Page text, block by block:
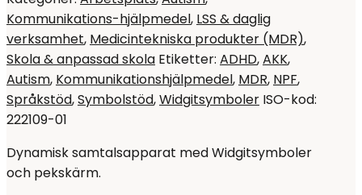
Kommunikations-hjälpmedel, LSS & daglig
verksamhet, Medicintekniska produkter (MDR),
Skola & anpassad skola Etiketter: ADHD,AKK,
Autism, Kommunikationshjälpmedel, MDR, NPF,
Språkstöd,Symbolstöd,Widgitsymboler ISO-kod:
222109-01
Dynamisk samtalsapparat med Widgitsymboler
och pekskärm.